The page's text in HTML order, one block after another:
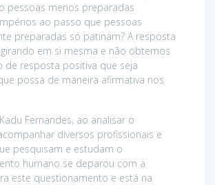
pessoas menos preparadas
ao passo que pessoas
preparadas só patinam? A resposta
em si mesma e não obtemos
de resposta positiva que seja
possa de maneira afirmativa nos
Fernandes, ao analisar o
diversos profissionais e
pesquisam e estudam o
humano se deparou com a
este questionamento e está na